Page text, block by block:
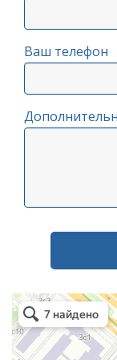
Ваш телефон
Москва
Площадь Тверская